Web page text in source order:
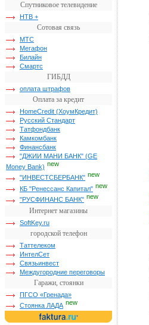
Спутниковое телевидение
НТВ +
Сотовая связь
МТС
Мегафон
Билайн
Смартс
ГИБДД
оплата штрафов
Оплата за кредит
HomeCredit (ХоумКредит)
Русский Стандарт
Татфондбанк
Камкомбанк
Финансбанк
"ДЖИИ МАНИ БАНК" (GE
Money Bank) new
"ИНВЕСТСБЕРБАНК" new
КБ "Ренессанс Капитал" new
"РУСФИНАНС БАНК" new
Интернет магазины
SoftKey.ru
городской телефон
Таттелеком
ИнтелСет
Связьинвест
Междугородние переговоры
Гаражи, стоянки
ПГСО «Гренада»
Стоянка ЛАДА new